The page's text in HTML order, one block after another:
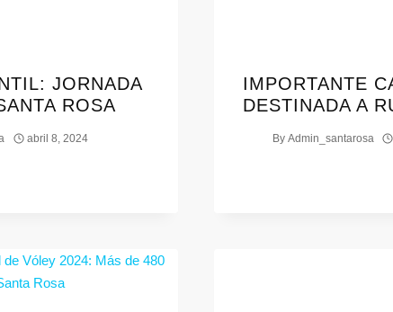
JORNADA
ROSA
abril 8, 2024
IMPORTANTE
DESTINADA A
By Admin_santarosa